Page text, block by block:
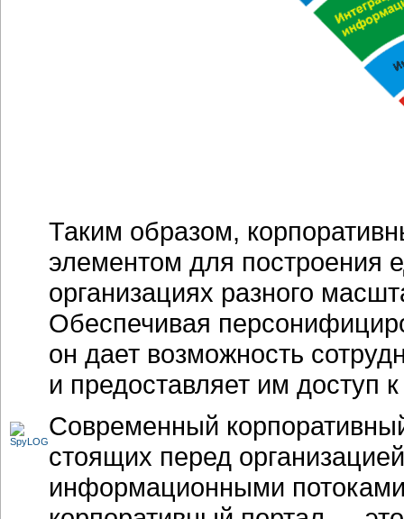
Таким образом,
элементом для построения
организациях разного
Обеспечивая
он дает возможность
и предоставляет им доступ
Современный
стоящих перед
информационными